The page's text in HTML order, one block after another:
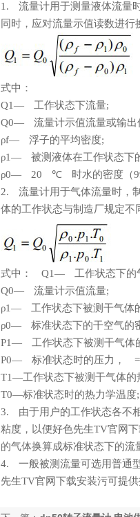
1. 流量计用于测量液体流量时
同时，应对流量示值读数进行换
式中：
Q1— 工作状态下流量;
Q0— 流量计示值流量或输
ρf— 浮子的平均密度;
ρ1— 被测液体在工作状态
ρ0— 20 ℃ 时水的密度（
2. 流量计用于气体流量时，
体的工作状态与制造厂规定不同
式中： Q1— 工作状态下的
Q0— 流量计示值流量;
ρ1— 工作状态下被测干气体
ρ0— 标准状态下的干空气的密度
P1— 工作状态下被测干气
P0— 标准状态时的压力，
T1—工作状态下被测干气体的热
T0—标准状态时的热力学
3. 由于用户的工作状态各不相同
粘度，以便好色先生TV官
的气体换算成标准状态下的流量
4. 一般被测流量可选用普通型
先生TV官网下载安装污可提供技